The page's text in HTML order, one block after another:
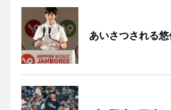
あいさつされる悠